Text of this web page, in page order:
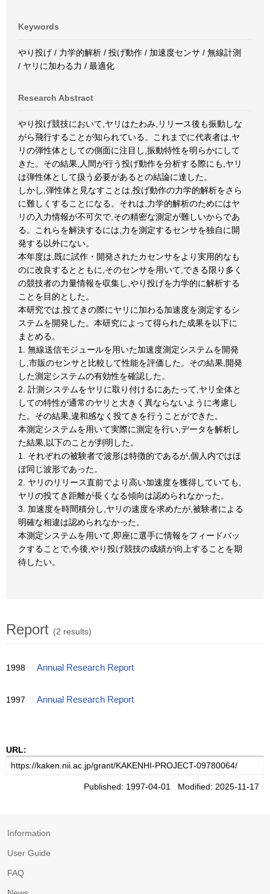
Keywords
やり投げ / 力学的解析 / 投げ動作 / 加速度センサ / 無線計測
/ ヤリに加わる力 / 最適化
Research Abstract
やり投げ競技において,ヤリはたわみ,リリース後も振動しな
がら飛行することが知られている。これまでに代表者は,ヤ
リの弾性体としての側面に注目し,振動特性を明らかにして
きた。その結果,人間が行う投げ動作を分析する際にも,ヤリ
は弾性体として扱う必要があるとの結論に達した。
しかし,弾性体と見なすことは,投げ動作の力学的解析をさら
に難しくすることになる。それは,力学的解析のためにはヤ
リの入力情報が不可欠で,その精密な測定が難しいからであ
る。これらを解決するには,力を測定するセンサを独自に開
発する以外にない。
本年度は,既に試作・開発されたカセンサをより実用的なも
のに改良するとともに,そのセンサを用いて,できる限り多く
の競技者の力量情報を収集し,やり投げを力学的に解析する
ことを目的とした。
本研究では,投てきの際にヤリに加わる加速度を測定するシ
ステムを開発した。本研究によって得られた成果を以下に
まとめる。
1. 無線送信モジュールを用いた加速度測定システムを開発
し,市販のセンサと比較して性能を評価した。その結果,開発
した測定システムの有効性を確認した。
2. 計測システムをヤリに取り付けるにあたって,ヤリ全体と
しての特性が通常のヤリと大きく異ならないように考慮し
た。その結果,違和感なく投てきを行うことができた。
本測定システムを用いて実際に測定を行い,データを解析し
た結果,以下のことが判明した。
1. それぞれの被験者で波形は特徴的であるが,個人内ではほ
ぼ同じ波形であった。
2. ヤリのリリース直前でより高い加速度を獲得していても,
ヤリの投てき距離が長くなる傾向は認められなかった。
3. 加速度を時間積分し,ヤリの速度を求めたが,被験者による
明確な相違は認められなかった。
本測定システムを用いて,即座に選手に情報をフィードバッ
クすることで,今後,やり投げ競技の成績が向上することを期
待したい。
Report (2 results)
1998 Annual Research Report
1997 Annual Research Report
URL:
Published: 1997-04-01 Modified: 2025-11-17
Information
User Guide
FAQ